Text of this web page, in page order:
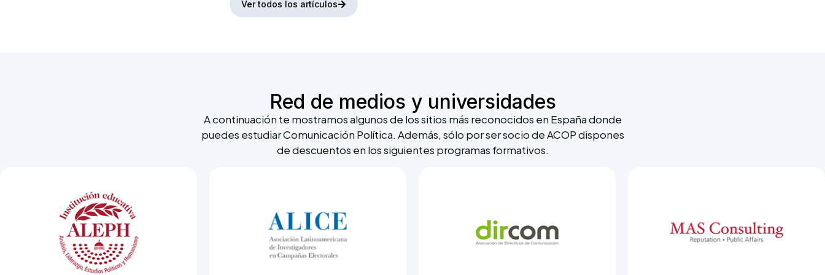
Ver todos los artículos
Red de medios y universidades
A continuación te mostramos algunos de los sitios más reconocidos en España donde
puedes estudiar Comunicación Política. Además, sólo por ser socio de ACOP dispones
de descuentos en los siguientes programas formativos.